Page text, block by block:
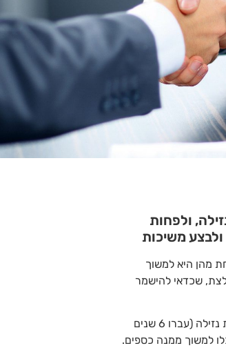
ולפחות
משיכות
מהן היא למשוך
שכדאי להישמר
משיכת כספים אפשרית רק מחסכונות נזילים. אם יש לכם קרן השתלמות נזילה (עברו 6 שנים